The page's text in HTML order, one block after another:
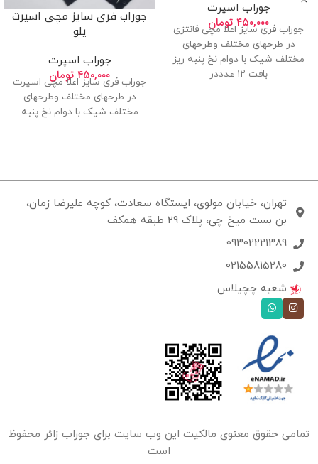
جوراب اسپرت
۴۵۰,۰۰۰ تومان
جوراب فری سایز اعلا مچی فانتزی
در طرحهای مختلف وطرحهای
مختلف شیک با دوام نخ پنبه ریز
بافت ۱۲ عدددر
جوراب فری سایز مچی اسپرت
پلو
جوراب اسپرت
۴۵۰,۰۰۰ تومان
جوراب فری سایز اعلا مچی اسپرت
در طرحهای مختلف وطرحهای
مختلف شیک با دوام نخ پنبه
تهران، خیابان مولوی، ایستگاه سعادت، کوچه علیرضا زمان،
بن بست میخ چی، پلاک 29 طبقه همکف
09302221389
02155815280
شعبه چچیلاس
تمامی حقوق معنوی مالکیت این وب‌ سایت برای جوراب زائر محفوظ
است